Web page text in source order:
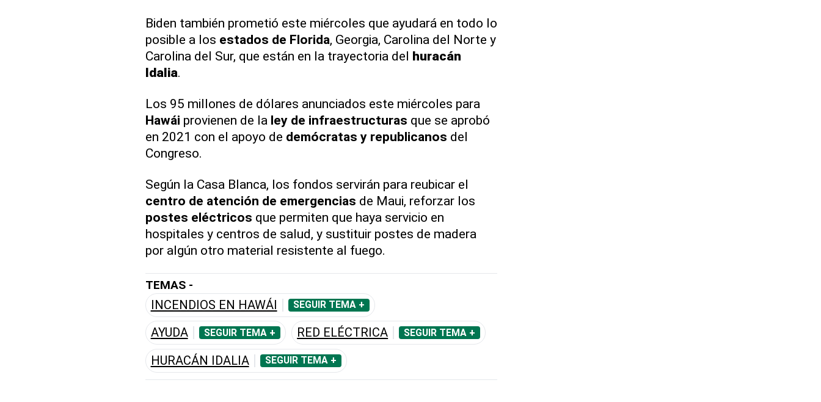
Biden también prometió este miércoles que ayudará en todo lo
posible a los estados de Florida, Georgia, Carolina del Norte y
Carolina del Sur, que están en la trayectoria del huracán
Idalia.
Los 95 millones de dólares anunciados este miércoles para
Hawái provienen de la ley de infraestructuras que se aprobó
en 2021 con el apoyo de demócratas y republicanos del
Congreso.
Según la Casa Blanca, los fondos servirán para reubicar el
centro de atención de emergencias de Maui, reforzar los
postes eléctricos que permiten que haya servicio en
hospitales y centros de salud, y sustituir postes de madera
por algún otro material resistente al fuego.
TEMAS -
INCENDIOS EN HAWÁI SEGUIR TEMA +
AYUDA SEGUIR TEMA + RED ELÉCTRICA SEGUIR TEMA +
HURACÁN IDALIA SEGUIR TEMA +